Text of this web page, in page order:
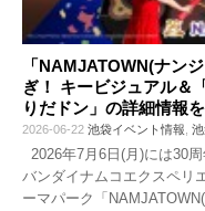
「NAMJATOWN(ナン
ぎ！ キービジュアル＆
りだドン」の詳細情報を
2026-06-22 池袋イベント情報
2026年7月6日(月)には30
バンダイナムコエクスペリ
ーマパーク「